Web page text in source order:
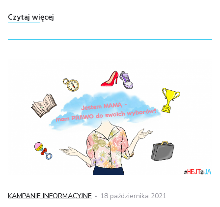
Czytaj więcej
Kategoria
KAMPANIE INFORMACYJNE
Posted
18 października 2021